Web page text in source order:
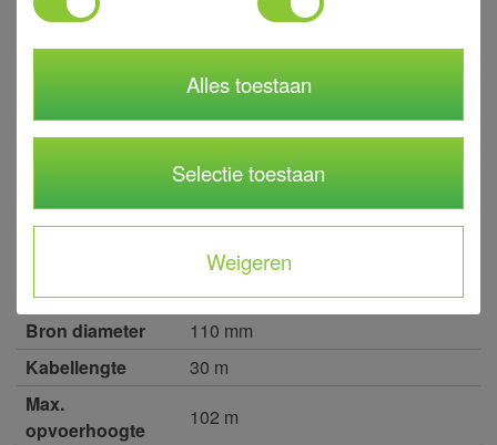
Materiaal
35 °C
Merk
LEO
gebruik en onderhoud
CE
Kleur
Grijs
Bron diameter
110 mm
Kabellengte
30 m
Max.
opvoerhoogte
102 m
Weigeren
Selectie toestaan
Alles toestaan